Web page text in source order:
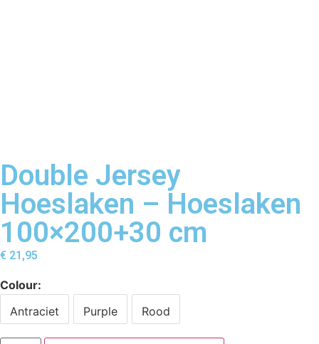
Double Jersey
Hoeslaken – Hoeslaken
100×200+30 cm
€ 21,95
Colour
Antraciet
Purple Rood